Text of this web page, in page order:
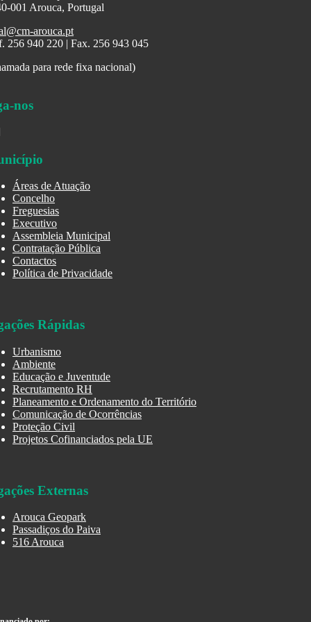
001 Arouca, Portugal
arouca.pt
256 940 220 | Fax. 256 943 045
para rede fixa nacional)
nos
Áreas de Atuação
Concelho
Freguesias
Executivo
Assembleia Municipal
Contratação Pública
Contactos
Política de Privacidade
Rápidas
Urbanismo
Ambiente
Educação e Juventude
Recrutamento RH
Planeamento e Ordenamento do Território
Comunicação de Ocorrências
Proteção Civil
Projetos Cofinanciados pela UE
Externas
Arouca Geopark
Passadiços do Paiva
516 Arouca